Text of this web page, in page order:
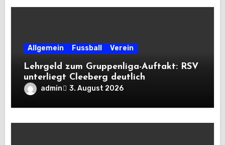
Allgemein Fussball Verein
Lehrgeld zum Gruppenliga-Auftakt: RSV
unterliegt Cleeberg deutlich
admin 3. August 2026